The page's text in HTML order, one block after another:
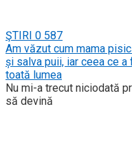
ŞTIRI 0 587
Am văzut cum mama
și salva puii, iar ceea ce
toată lumea
Nu mi-a trecut niciodată
să devină